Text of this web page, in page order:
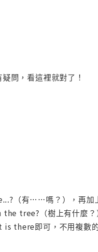
問，看這裡就對了！
（有……嗎？），再
tree?（樹上有什麼
there即可，不用複數